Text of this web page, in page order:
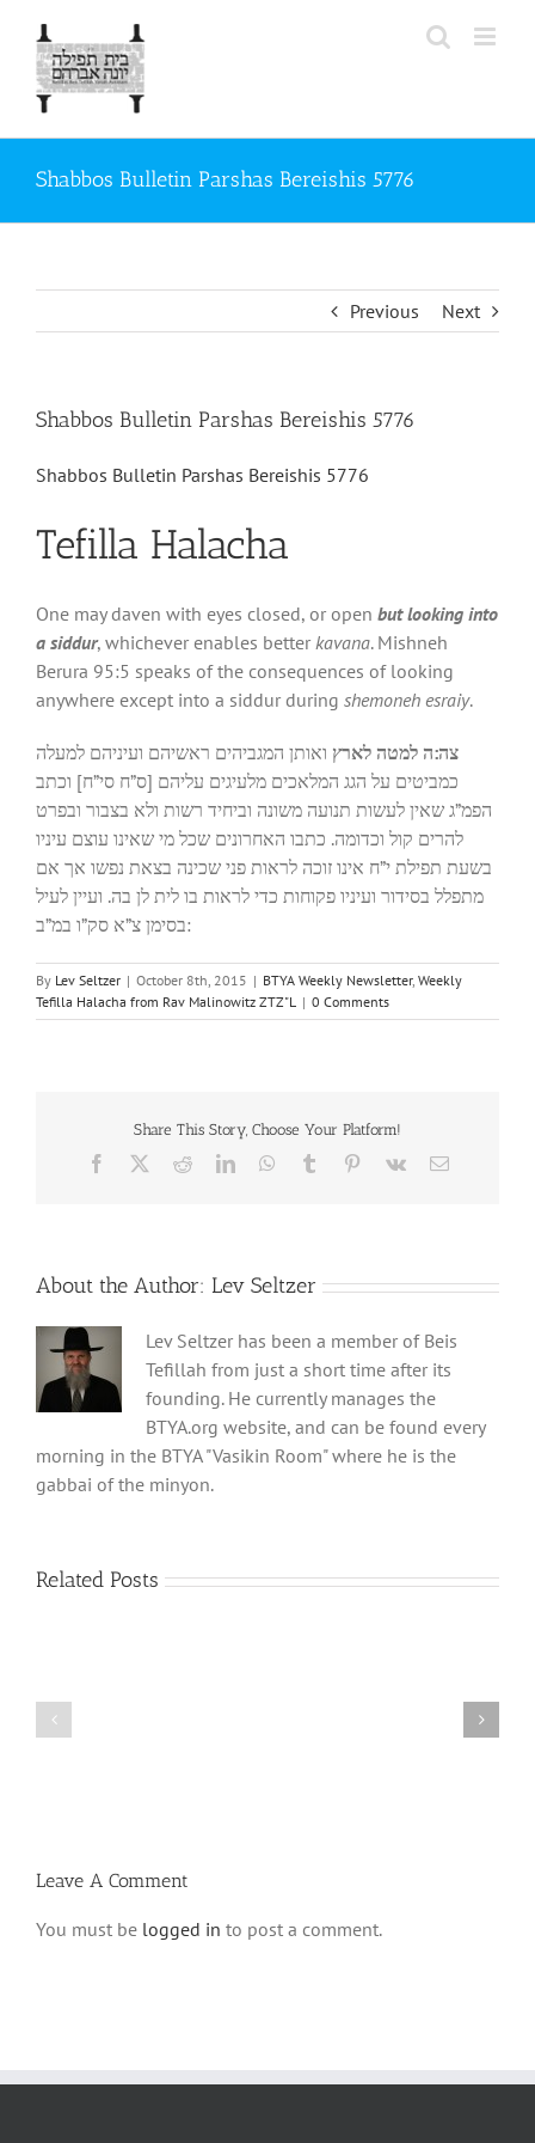
content
Shabbos Bulletin Parshas Bereishis 5776
Previous Next
Shabbos Bulletin Parshas Bereishis 5776
Shabbos Bulletin Parshas Bereishis 5776
Tefilla Halacha
One may daven with eyes closed, or open but looking into
a siddur, whichever enables better kavana. Mishneh
Berura 95:5 speaks of the consequences of looking
anywhere except into a siddur during shemoneh esraiy.
צה:ה למטה לארץ ואותן המגביהים ראשיהם ועיניהם למעלה
כמביטים על הגג המלאכים מלעיגים עליהם [ס”ח סי”ח] וכתב
הפמ”ג שאין לעשות תנועה משונה וביחיד רשות ולא בצבור ובפרט
להרים קול וכדומה. כתבו האחרונים שכל מי שאינו עוצם עיניו
בשעת תפילת י”ח אינו זוכה לראות פני שכינה בצאת נפשו אך אם
מתפלל בסידור ועיניו פקוחות כדי לראות בו לית לן בה. ועיין לעיל
בסימן צ”א סק”ו במ”ב:
By Lev Seltzer | October 8th, 2015 | BTYA Weekly Newsletter, Weekly
Tefilla Halacha from Rav Malinowitz ZTZ"L | 0 Comments
Share This Story, Choose Your Platform!
Facebook RedditLinkedInWhatsApp
Tumblr Pinterest
Vk Email
About the Author: Lev Seltzer
Lev Seltzer has been a member of Beis
Tefillah from just a short time after its
founding. He currently manages the
BTYA.org website, and can be found every
morning in the BTYA "Vasikin Room" where he is the
gabbai of the minyon.
Related Posts
Leave A Comment
You must be logged in to post a comment.